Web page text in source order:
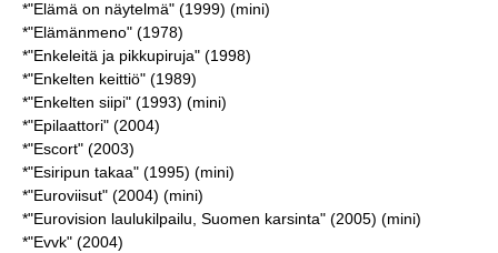
*"Elämä on näytelmä" (1999) (mini)
*"Elämänmeno" (1978)
*"Enkeleitä ja pikkupiruja" (1998)
*"Enkelten keittiö" (1989)
*"Enkelten siipi" (1993) (mini)
*"Epilaattori" (2004)
*"Escort" (2003)
*"Esiripun takaa" (1995) (mini)
*"Euroviisut" (2004) (mini)
*"Eurovision laulukilpailu, Suomen karsinta" (2005) (mini)
*"Evvk" (2004)